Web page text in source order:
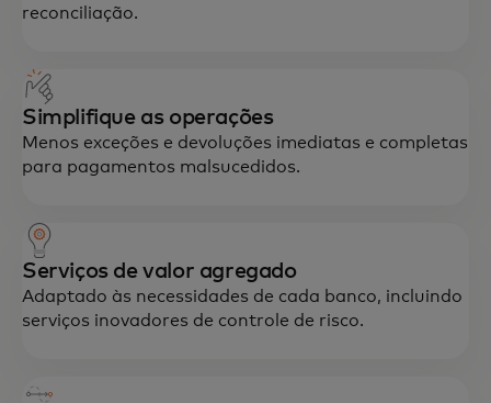
reconciliação.
Simplifique as operações
Menos exceções e devoluções imediatas e completas
para pagamentos malsucedidos.
Serviços de valor agregado
Adaptado às necessidades de cada banco, incluindo
serviços inovadores de controle de risco.